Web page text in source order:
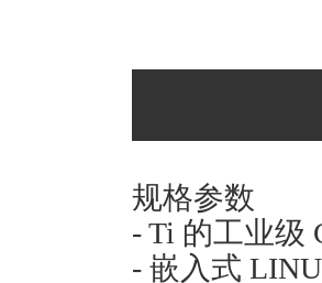
规格参数
- Ti 的工业级
- 嵌入式